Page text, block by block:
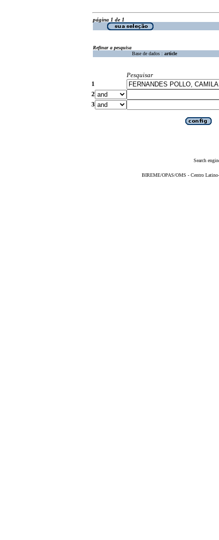
página 1 de 1
Refinar a pesquisa
Base de dados : article
Pesquisar
1
2
3
Search
BIREME/OPAS/OMS - Centro Latino-